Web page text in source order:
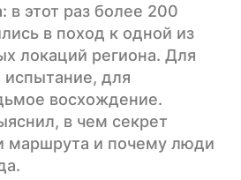
в этот раз более 200
в поход к одной из
локаций региона. Для
испытание, для
восхождение.
в чем секрет
маршрута и почему люди